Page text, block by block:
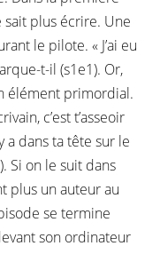
sait plus écrire. Une
le pilote. « J’ai eu
t-il (s1e1). Or,
élément primordial.
c’est t’asseoir
a dans ta tête sur le
Si on le suit dans
plus un auteur au
se termine
son ordinateur